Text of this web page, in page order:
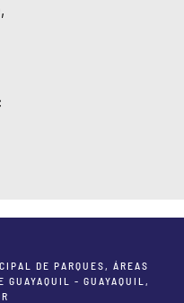
DE PARQUES, ÁREAS
GUAYAQUIL - GUAYAQUIL,